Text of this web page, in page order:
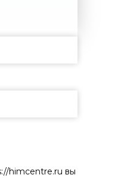
himcentre.ru вы